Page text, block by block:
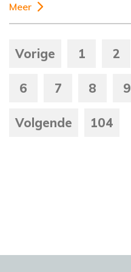
Meer
Vorige 1 2
6 7 8 9
Volgende 104